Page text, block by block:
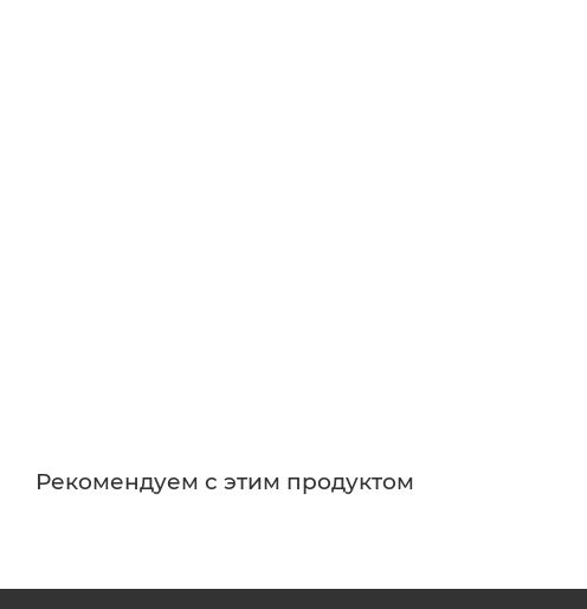
Рекомендуем с этим продуктом